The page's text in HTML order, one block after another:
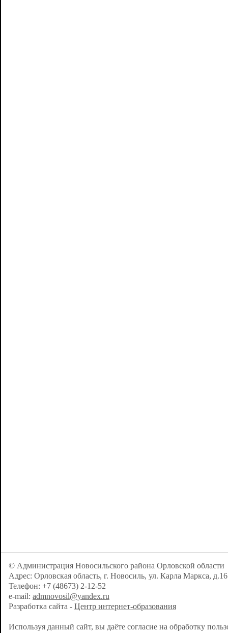
© Администрация Новосильского района Орловской области
Адрес: Орловская область, г. Новосиль, ул. Карла Маркса, д.16
Телефон: +7 (48673) 2-12-52
e-mail: admnovosil@yandex.ru
Разработка сайта - Центр интернет-образования
Используя данный сайт, вы даёте согласие на обработку